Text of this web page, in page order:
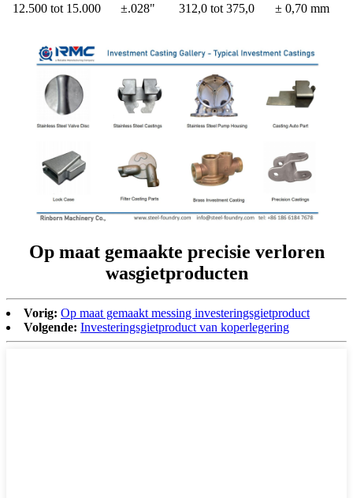
12.500 tot 15.000 ±.028" 312,0 tot 375,0 ± 0,70 mm
Op maat gemaakte precisie verloren
wasgietproducten
Vorig: Op maat gemaakt messing investeringsgietproduct
Volgende: Investeringsgietproduct van koperlegering